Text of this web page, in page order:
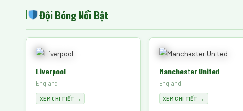
Đội Bóng Nổi Bật
Liverpool
England
XEM CHI TIẾT →
Manchester United
England
XEM CHI TIẾT →